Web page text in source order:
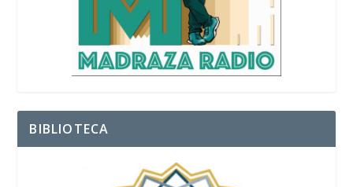
BIBLIOTECA